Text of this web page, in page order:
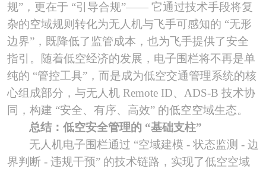
规”，更在于 “引导合规”—— 它通过技术手段将复
杂的空域规则转化为无人机与飞手可感知的 “无形
边界”，既降低了监管成本，也为飞手提供了安全
指引。随着低空经济的发展，电子围栏将不再是单
纯的 “管控工具”，而是成为低空交通管理系统的核
心组成部分，与无人机 Remote ID、ADS-B 技术协
同，构建 “安全、有序、高效” 的低空空域生态。
总结：低空安全管理的 “基础支柱”
无人机电子围栏通过 “空域建模 - 状态监测 - 边
界判断 - 违规干预” 的技术链路，实现了低空空域